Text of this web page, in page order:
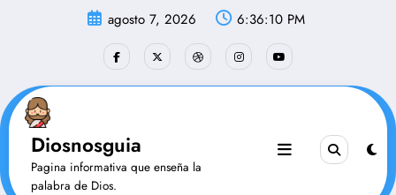
agosto 7, 2026 6:36:10 PM
Diosnosguia
Pagina informativa que enseña la
palabra de Dios.